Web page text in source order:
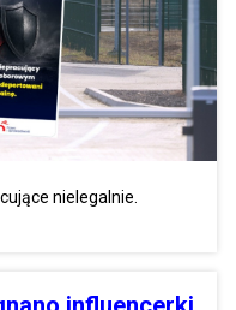
nielegalnie.